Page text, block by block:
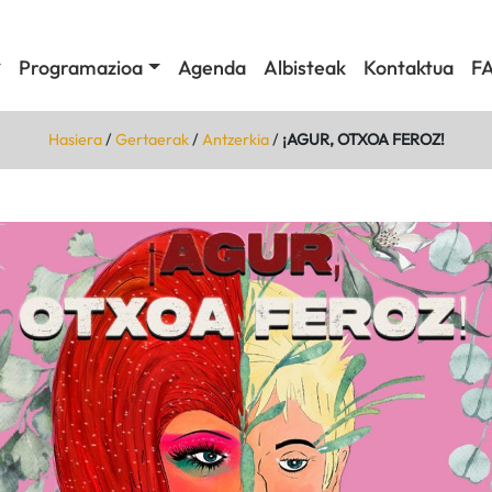
Programazioa Agenda Albisteak Kontaktua
Hasiera/Gertaerak/Antzerkia/ ¡AGUR, OTXOA FEROZ!